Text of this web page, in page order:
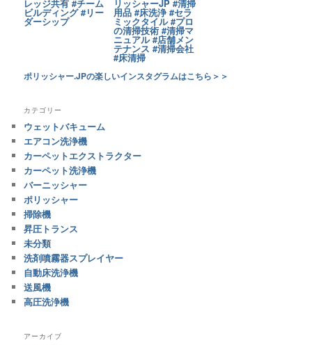
ポリッシャー.JPの楽しいインスタグラムはこちら＞＞
カテゴリー
ウェットバキューム
エアコン洗浄機
カーペットエクストラクター
カーペット洗浄機
バーニッシャー
ポリッシャー
掃除機
昇圧トランス
未分類
洗剤噴霧器スプレイヤー
自動床洗浄機
送風機
高圧洗浄機
アーカイブ